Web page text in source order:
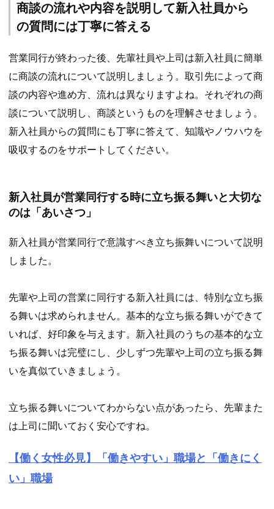
商談の流れや内容を説明して新入社員から
の質問には丁寧に答える
営業同行が終わった後、先輩社員や上司は新入社員に簡単
に商談の流れについて説明しましょう。取引先によって商
談の内容や進め方、流れは異なりますよね。それぞれの商
談について説明し、商談というものを理解させましょう。
新入社員からの質問にも丁寧に答えて、知識やノウハウを
吸収するのをサポートしてください。
新入社員が営業同行する時に立ち振る舞いと大切な
のは「あいさつ」
新入社員が営業同行で意識すべき立ち振舞いについて説明
しました。
先輩や上司の営業に同行する新入社員には、特別な立ち振
る舞いは求められません。基本的な立ち振る舞いができて
いれば、好印象を与えます。新入社員のうちの基本的な立
ち振る舞いは完璧にし、少しずつ先輩や上司の立ち振る舞
いを真似ていきましょう。
立ち振る舞いについてわからない点があったら、先輩また
は上司に聞いておく安心ですね。
【働く女性必見】「働きやすい」職場と「働きにく
い」職場